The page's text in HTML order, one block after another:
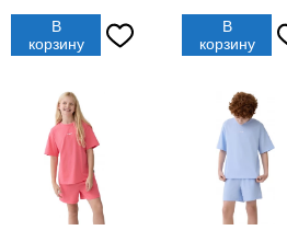
В
корзину
В
корзину